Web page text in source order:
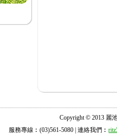
Copyright © 2013 麗
服務專線︰(03)561-5080 | 連絡我們︰